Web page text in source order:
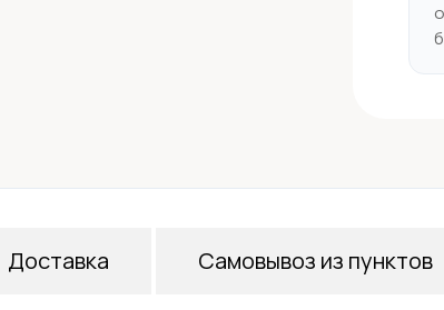
Доставка Самовывоз из пунктов